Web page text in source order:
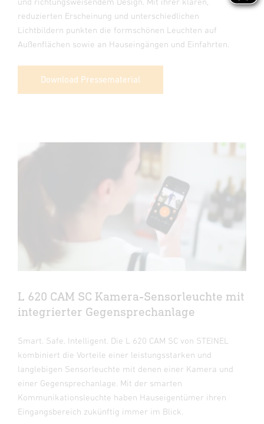
reduzierten Erscheinung und unterschiedlichen
Lichtbildern punkten die formschönen Leuchten auf
Außenflächen sowie an Hauseingängen und Einfahrten.
Download Pressematerial
L 620 CAM SC Kamera-Sensorleuchte mit
integrierter Gegensprechanlage
Smart. Safe. Intelligent. Die L 620 CAM SC von STEINEL
kombiniert die Vorteile einer leistungsstarken und
langlebigen Sensorleuchte mit denen einer Kamera und
einer Gegensprechanlage. Mit der smarten
Kommunikationsleuchte haben Hauseigentümer ihren
Eingangsbereich zukünftig immer im Blick.